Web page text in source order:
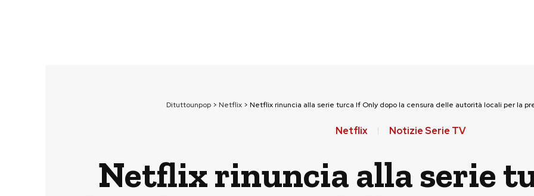
Dituttounpop > Netflix > Netflix rinuncia alla serie turca If Only dopo la censura delle autorità locali per la
Netflix Notizie Serie TV
Netflix rinuncia alla serie